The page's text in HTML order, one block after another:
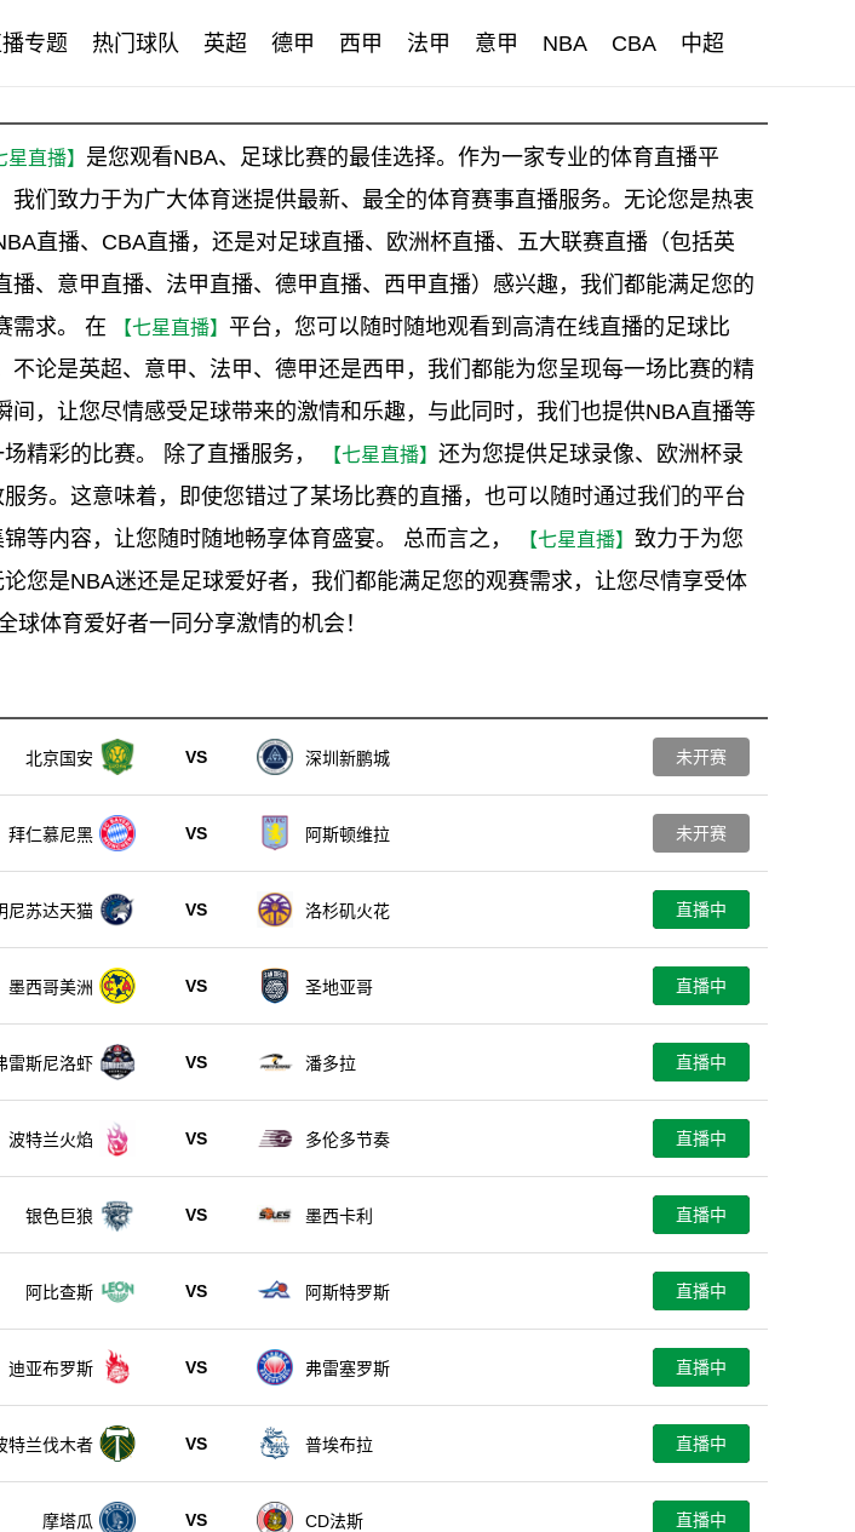
专题 热门球队 英超 德甲 西甲 法甲 意甲 NBA CBA 中超
星直播】 是您观看NBA、足球比赛的最佳选择。作为一家专业的体育直播平
我们致力于为广大体育迷提供最新、最全的体育赛事直播服务。无论您是热衷
直播、CBA直播，还是对足球直播、欧洲杯直播、五大联赛直播（包括英
播、意甲直播、法甲直播、德甲直播、西甲直播）感兴趣，我们都能满足您的
需求。 在
【七星直播】 平台，您可以随时随地观看到高清在线直播的足球比
不论是英超、意甲、法甲、德甲还是西甲，我们都能为您呈现每一场比赛的精
间，让您尽情感受足球带来的激情和乐趣，与此同时，我们也提供NBA直播等
精彩的比赛。 除了直播服务，
【七星直播】 还为您提供足球录像、欧洲杯录
务。这意味着，即使您错过了某场比赛的直播，也可以随时通过我们的平台
等内容，让您随时随地畅享体育盛宴。 总而言之，
【七星直播】 致力于为您
您是NBA迷还是足球爱好者，我们都能满足您的观赛需求，让您尽情享受体
球体育爱好者一同分享激情的机会！
北京国安 VS 深圳新鹏城 未开赛
拜仁慕尼黑 VS 阿斯顿维拉 未开赛
尼苏达天猫 VS 洛杉矶火花 直播中
墨西哥美洲 VS 圣地亚哥 直播中
雷斯尼洛虾 VS 潘多拉 直播中
波特兰火焰 VS 多伦多节奏 直播中
银色巨狼 VS 墨西卡利 直播中
阿比查斯 VS 阿斯特罗斯 直播中
迪亚布罗斯 VS 弗雷塞罗斯 直播中
特兰伐木者 VS 普埃布拉 直播中
摩塔瓜 VS CD法斯 直播中